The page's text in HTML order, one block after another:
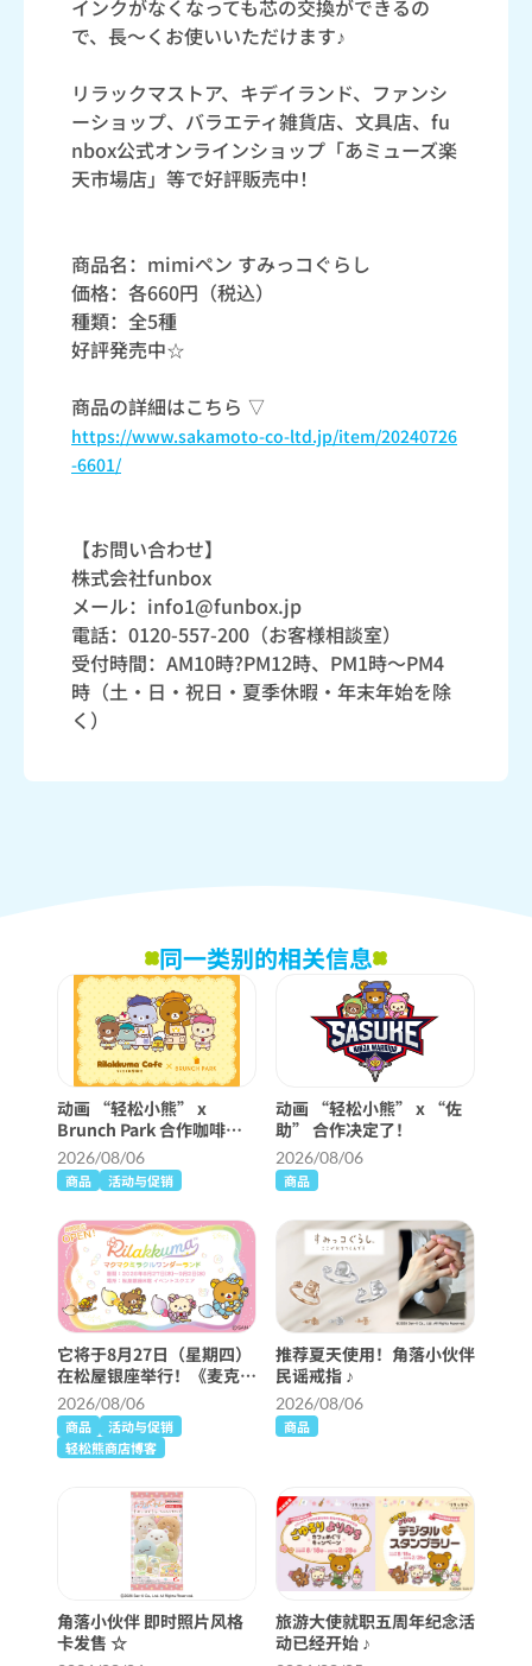
インクがなくなっても芯の交換ができるの
で、長～くお使いいただけます♪
リラックマストア、キデイランド、ファンシ
ーショップ、バラエティ雑貨店、文具店、fu
nbox公式オンラインショップ「あミューズ楽
天市場店」等で好評販売中！
商品名：mimiペン すみっコぐらし
価格：各660円（税込）
種類：全5種
好評発売中☆
商品の詳細はこちら ▽
https://www.sakamoto-co-ltd.jp/item/20240726
-6601/
【お問い合わせ】
株式会社funbox
メール：info1@funbox.jp
電話：0120-557-200（お客様相談室）
受付時間：AM10時?PM12時、PM1時～PM4
時（土・日・祝日・夏季休暇・年末年始を除
く）
同一类别的相关信息
动画 “轻松小熊” x
Brunch Park 合作咖啡厅
将举行！
2026/08/06
商品 活动与促销
动画 “轻松小熊” x “佐
助” 合作决定了！
2026/08/06
商品
它将于8月27日（星期四）
在松屋银座举行！《麦克麦
克奇迹仙境》详细信息 ♪
2026/08/06
商品
活动与促销
轻松熊商店博客
推荐夏天使用！角落小伙伴
民谣戒指 ♪
2026/08/06
商品
角落小伙伴 即时照片风格
卡发售 ☆
旅游大使就职五周年纪念活
动已经开始 ♪